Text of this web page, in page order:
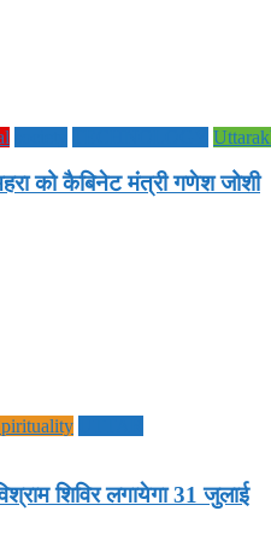
को कैबिनेट मंत्री गणेश जोशी
शिविर लगायेगा 31 जुलाई